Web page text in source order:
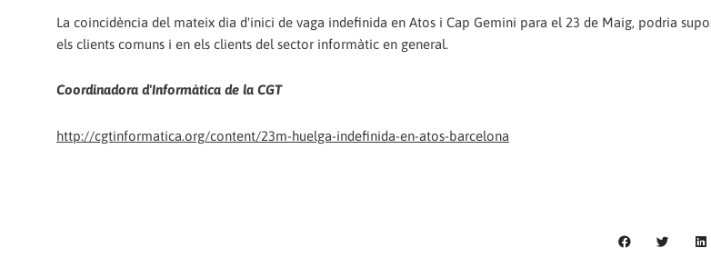
La coincidència del mateix dia d'inici de vaga indefinida en Atos i Cap Gemini para el 23 de Maig, podria
els clients comuns i en els clients del sector informàtic en general.
Coordinadora d'Informàtica de la CGT
http://cgtinformatica.org/content/23m-huelga-indefinida-en-atos-barcelona